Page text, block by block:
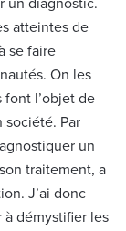
un diagnostic.
atteintes de
se faire
On les
l’objet de
société. Par
un
traitement, a
J’ai donc
à démystifier les